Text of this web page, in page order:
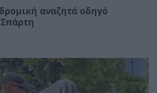
αναζητά οδηγό